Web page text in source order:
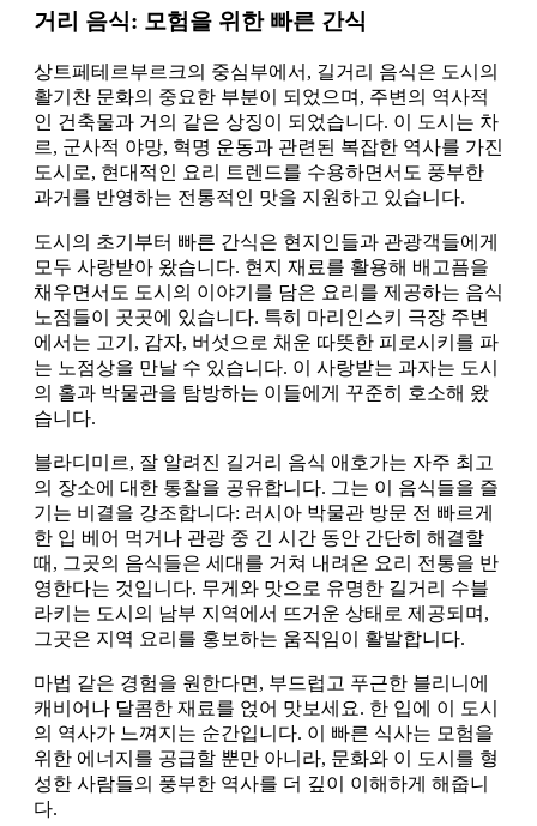
거리 음식: 모험을 위한 빠른 간식
상트페테르부르크의 중심부에서, 길거리 음식은 도시의
활기찬 문화의 중요한 부분이 되었으며, 주변의 역사적
인 건축물과 거의 같은 상징이 되었습니다. 이 도시는 차
르, 군사적 야망, 혁명 운동과 관련된 복잡한 역사를 가진
도시로, 현대적인 요리 트렌드를 수용하면서도 풍부한
과거를 반영하는 전통적인 맛을 지원하고 있습니다.
도시의 초기부터 빠른 간식은 현지인들과 관광객들에게
모두 사랑받아 왔습니다. 현지 재료를 활용해 배고픔을
채우면서도 도시의 이야기를 담은 요리를 제공하는 음식
노점들이 곳곳에 있습니다. 특히 마리인스키 극장 주변
에서는 고기, 감자, 버섯으로 채운 따뜻한 피로시키를 파
는 노점상을 만날 수 있습니다. 이 사랑받는 과자는 도시
의 홀과 박물관을 탐방하는 이들에게 꾸준히 호소해 왔
습니다.
블라디미르, 잘 알려진 길거리 음식 애호가는 자주 최고
의 장소에 대한 통찰을 공유합니다. 그는 이 음식들을 즐
기는 비결을 강조합니다: 러시아 박물관 방문 전 빠르게
한 입 베어 먹거나 관광 중 긴 시간 동안 간단히 해결할
때, 그곳의 음식들은 세대를 거쳐 내려온 요리 전통을 반
영한다는 것입니다. 무게와 맛으로 유명한 길거리 수블
라키는 도시의 남부 지역에서 뜨거운 상태로 제공되며,
그곳은 지역 요리를 홍보하는 움직임이 활발합니다.
마법 같은 경험을 원한다면, 부드럽고 푸근한 블리니에
캐비어나 달콤한 재료를 얹어 맛보세요. 한 입에 이 도시
의 역사가 느껴지는 순간입니다. 이 빠른 식사는 모험을
위한 에너지를 공급할 뿐만 아니라, 문화와 이 도시를 형
성한 사람들의 풍부한 역사를 더 깊이 이해하게 해줍니
다.